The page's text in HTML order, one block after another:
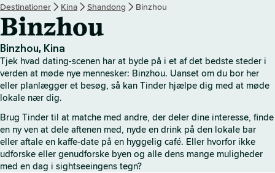
r
s
a
r
t
d
e
Destinationer Kina Shandong Binzhou
Binzhou
Binzhou, Kina
Tjek hvad dating-scenen har at byde på i et af det bedste steder i
verden at møde nye mennesker: Binzhou. Uanset om du bor her
eller planlægger et besøg, så kan Tinder hjælpe dig med at møde
lokale nær dig.
Brug Tinder til at matche med andre, der deler dine interesse, finde
en ny ven at dele aftenen med, nyde en drink på den lokale bar
eller aftale en kaffe-date på en hyggelig café. Eller hvorfor ikke
udforske eller genudforske byen og alle dens mange muligheder
med en dag i sightseeingens tegn?